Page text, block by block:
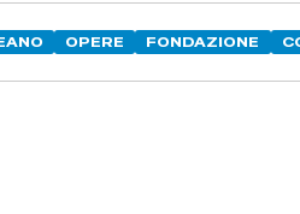
OPERE FONDAZIONE